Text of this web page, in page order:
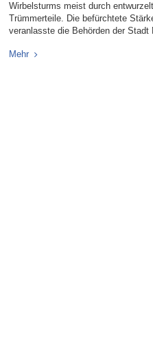
Wirbelsturms meist durch
Trümmerteile. Die befürchtete
veranlasste die Behörden der
Mehr